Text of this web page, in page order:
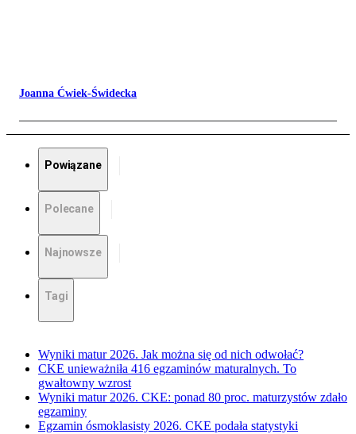
Joanna Ćwiek-Świdecka
Powiązane
Polecane
Najnowsze
Tagi
Wyniki matur 2026. Jak można się od nich odwołać?
CKE unieważniła 416 egzaminów maturalnych. To
gwałtowny wzrost
Wyniki matur 2026. CKE: ponad 80 proc. maturzystów zdało
egzaminy
Egzamin ósmoklasisty 2026. CKE podała statystyki